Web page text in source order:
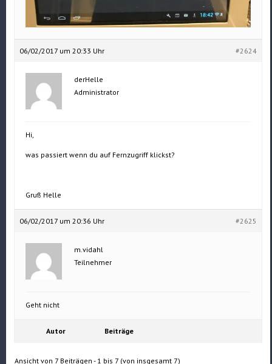
06/02/2017 um 20:33 Uhr #2624
derHelle
Administrator
Hi,
was passiert wenn du auf Fernzugriff klickst?
Gruß Helle
06/02/2017 um 20:36 Uhr #2625
m.vidahl
Teilnehmer
Geht nicht
Autor Beiträge
Ansicht von 7 Beiträgen - 1 bis 7 (von insgesamt 7)